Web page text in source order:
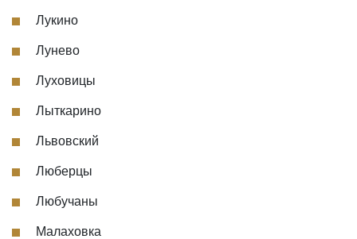
Лукино
Лунево
Луховицы
Лыткарино
Львовский
Люберцы
Любучаны
Малаховка